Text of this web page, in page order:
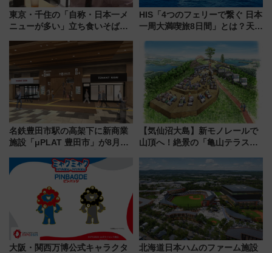
東京・千住の「自称・日本一メ
ニューが多い」立ち食いそば屋
地のふらっと立ち食いそば』
7/27夜10時～放送
HIS「4つのフェリーで繋ぐ 日本
一周大満喫旅8日間」とは？天橋
の絶景＆限定グルメを網羅！煩
雑な手続きも不要でお手軽に楽
しめるプランが登場
名鉄豊田市駅の高架下に新商業
施設「μPLAT 豊田市」が8月26
たな玄関口へ
【気仙沼大島】新モノレールで
山頂へ！絶景の「亀山テラス
場
大阪・関西万博公式キャラクタ
北海道日本ハムのファーム施設